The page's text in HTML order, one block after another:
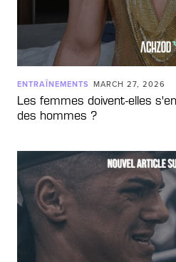
ENTRAÎNEMENTS MARCH 27, 2026
Les femmes doivent-elles
des hommes ?